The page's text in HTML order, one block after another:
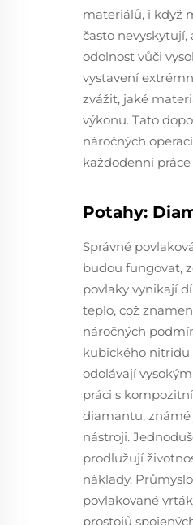
materiálů, i když
často
odolnost vůči
vystavení
zvážit, jaké
výkonu. Tato
náročných
každodenní
Potahy:
Správné
budou fungovat,
povlaky vynikají
teplo, což
náročných
kubického nitridu
odolávají
práci s
diamantu, známé
nástroji.
prodlužují
náklady.
povlakované
prostojů